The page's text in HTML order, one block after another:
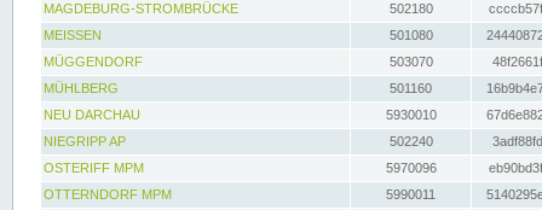
MAGDEBURG-STROMBRÜCKE
502180
MEISSEN
501080
MÜGGENDORF
503070
MÜHLBERG
501160
NEU DARCHAU
5930010
NIEGRIPP AP
502240
OSTERIFF MPM
5970096
OTTERNDORF MPM
5990011